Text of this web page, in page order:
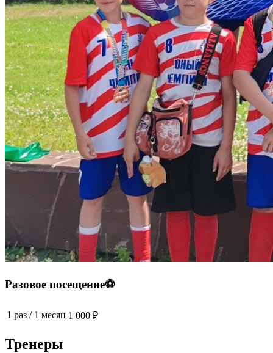
Разовое посещение⚽️
1 раз / 1 месяц 1 000 ₽
Тренеры